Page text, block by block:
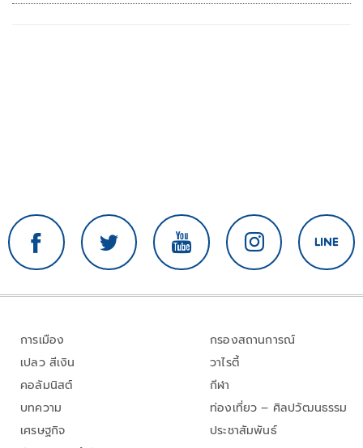
การเมือง
เปลว สีเงิน
คอลัมนิสต์
บทความ
เศรษฐกิจ
กรองสถานการณ์
วาไรตี้
กีฬา
ท่องเที่ยว – ศิลปวัฒนธรรม
ประชาสัมพันธ์